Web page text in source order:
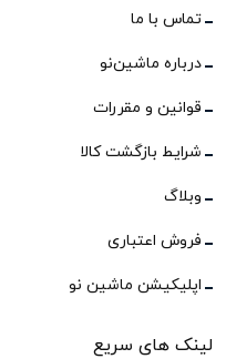
تماس با ما
درباره ماشین‌نو
قوانین و مقررات
شرایط بازگشت کالا
وبلاگ
فروش اعتباری
اپلیکیشن ماشین نو
لینک های سریع